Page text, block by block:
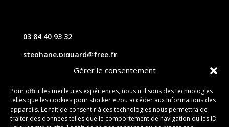
Gérer le consentement
Pour offrir les meilleures expériences, nous utilisons des technologies
telles que les cookies pour stocker et/ou accéder aux informations des
appareils. Le fait de consentir à ces technologies nous permettra de
traiter des données telles que le comportement de navigation ou les ID
03 84 40 93 32
stephane.piquard@free.fr
61 les chavannes – 70220 FOUGEROLLES
Contact